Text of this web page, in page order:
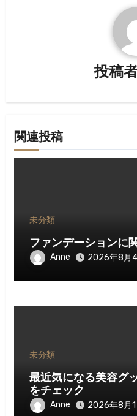
ン
投稿
関連投稿
未分類
ファンデーションに
Anne 2026年8月
未分類
最近気になる美容グ
をチェック
Anne 2026年8月1